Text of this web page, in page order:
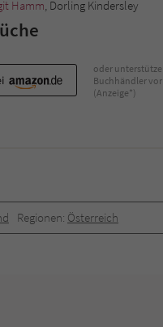
Hamm, Dorling Kindersley
oder unterstütze
Buchhändler
(Anzeige*)
Regionen: Österreich